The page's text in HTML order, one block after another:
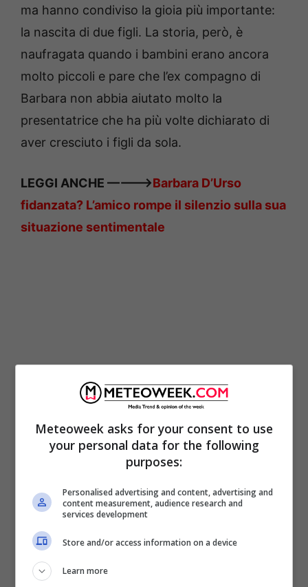
ma hanno condiviso la gioia più importante:
la nascita di due figli. La storia, però, è
naufragata quando i bambini erano ancora
molto piccoli e pare che l’ex compagno di
Barbara non abbia aiutato molto la
presentatrice che ha più volte dichiarato di
aver cresciuto i figli da sola.
LEGGI ANCHE ———–>Barbara D’Urso
fidanzata? L’amico rompe il silenzio sulla sua
situazione sentimentale
In quest’immagine condivisa sul suo profilo
Instagram, Barbara mostra un lato inedito
della conduttrice che siamo abituati a vedere
in tv. La D’Urso mamma si prende cura dei
suoi bambini in questo scatto vintage:
Giammauro
all’obiettivo della fotocamera, mentre
Meteoweek asks for your consent to use
your personal data for the following
purposes:
Personalised advertising and content, advertising and
content measurement, audience research and
services development
Store and/or access information on a device
Learn more